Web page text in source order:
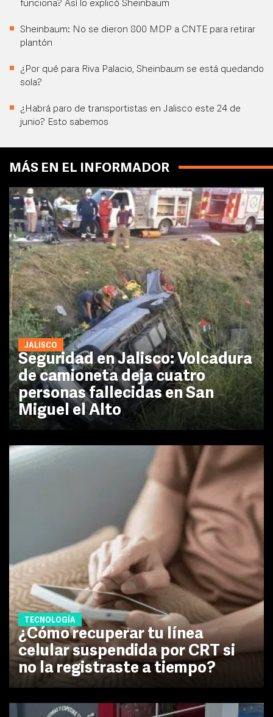
funciona? Así lo explicó Sheinbaum
Sheinbaum: No se dieron 800 MDP a CNTE para retirar
plantón
¿Por qué para Riva Palacio, Sheinbaum se está quedando
sola?
¿Habrá paro de transportistas en Jalisco este 24 de
junio? Esto sabemos
MÁS EN EL INFORMADOR
JALISCO
Seguridad en Jalisco: Volcadura
de camioneta deja cuatro
personas fallecidas en San
Miguel el Alto
TECNOLOGÍA
¿Cómo recuperar tu línea
celular suspendida por CRT si
no la registraste a tiempo?